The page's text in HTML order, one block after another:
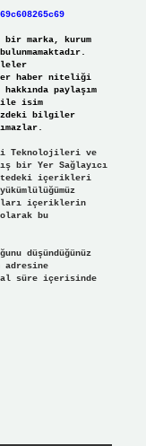
marka, kurum
haber niteliği
paylaşım
ile isim
bilgiler
Teknolojileri ve
bir Yer Sağlayıcı
içerikleri
içeriklerin
bu
düşündüğünüz
adresine
süre içerisinde